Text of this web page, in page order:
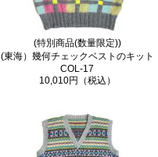
(特別商品(数量限定))
(東海）幾何チェックベストのキット
COL-17
10,010円（税込）